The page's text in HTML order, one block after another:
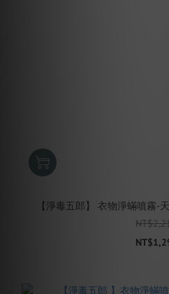
【淨毒五郎】 衣物淨蟎噴霧-